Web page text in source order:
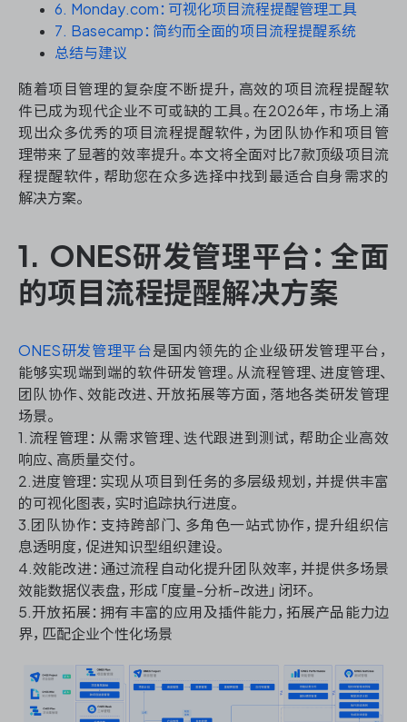
资源和工时管理
IPD 研发管理
ASPICE 研发管理
ONES 资讯
ONES 资讯
6. Monday.com：可视化项目流程提醒管理工具
7. Basecamp：简约而全面的项目流程提醒系统
总结与建议
随着项目管理的复杂度不断提升，高效的项目流程提醒软
件已成为现代企业不可或缺的工具。在2026年，市场上涌
现出众多优秀的项目流程提醒软件，为团队协作和项目管
理带来了显著的效率提升。本文将全面对比7款顶级项目流
程提醒软件，帮助您在众多选择中找到最适合自身需求的
解决方案。
1. ONES研发管理平台：全面
的项目流程提醒解决方案
ONES研发管理平台是国内领先的企业级研发管理平台，
能够实现端到端的软件研发管理。从流程管理、进度管理、
团队协作、效能改进、开放拓展等方面，落地各类研发管理
场景。
1.流程管理：从需求管理、迭代跟进到测试，帮助企业高效
响应、高质量交付。
2.进度管理：实现从项目到任务的多层级规划，并提供丰富
的可视化图表，实时追踪执行进度。
3.团队协作：支持跨部门、多角色一站式协作，提升组织信
息透明度，促进知识型组织建设。
4.效能改进：通过流程自动化提升团队效率，并提供多场景
效能数据仪表盘，形成「度量-分析-改进」闭环。
5.开放拓展：拥有丰富的应用及插件能力，拓展产品能力边
界，匹配企业个性化场景